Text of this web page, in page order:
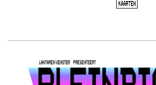
KAARTEN